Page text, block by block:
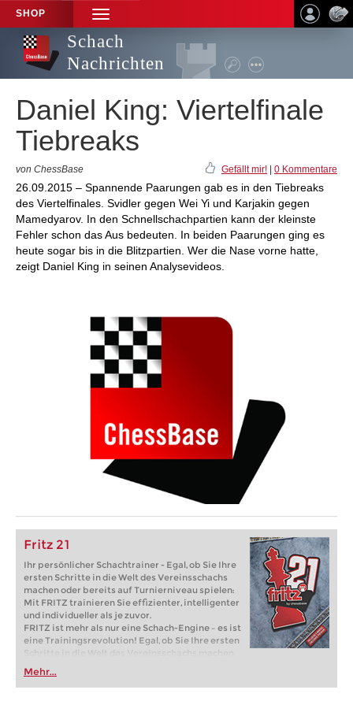
SHOP
TOGGLE
NAVIGATION
Schach
Nachrichten
Daniel King: Viertelfinale
Tiebreaks
von ChessBase Gefällt mir! 0 Kommentare
26.09.2015 – Spannende Paarungen gab es in den Tiebreaks
des Viertelfinales. Svidler gegen Wei Yi und Karjakin gegen
Mamedyarov. In den Schnellschachpartien kann der kleinste
Fehler schon das Aus bedeuten. In beiden Paarungen ging es
heute sogar bis in die Blitzpartien. Wer die Nase vorne hatte,
zeigt Daniel King in seinen Analysevideos.
Fritz 21
Ihr persönlicher Schachtrainer - Egal, ob Sie Ihre
ersten Schritte in die Welt des Vereinsschachs
machen oder bereits auf Turnierniveau spielen:
Mit FRITZ trainieren Sie effizienter, intelligenter
und individueller als je zuvor.
FRITZ ist mehr als nur eine Schach-Engine – es ist
eine Trainingsrevolution! Egal, ob Sie Ihre ersten
Schritte in die Welt des Vereinsschachs machen
oder bereits auf Turnierniveau spielen: Mit
FRITZ trainieren Sie effizienter, intelligenter und
individueller als je zuvor.
Mehr...